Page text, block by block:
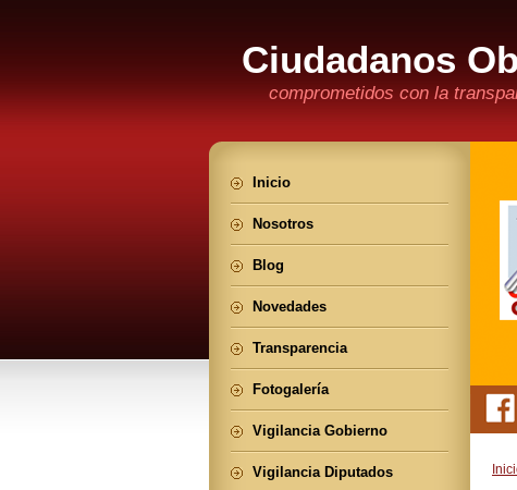
Ciudadanos
comprometidos con la
Inicio
Nosotros
Blog
Novedades
Transparencia
Fotogalería
Vigilancia Gobierno
Vigilancia Diputados